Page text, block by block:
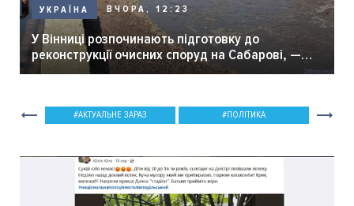
УКРАЇНА ВЧОРА, 12:23
У Вінниці розпочинають підготовку до
реконструкції очисних споруд на Сабарові, —
мер Вінниці.
АКТУАЛЬНЕ ЗАРАЗ ПОЛІТИКА